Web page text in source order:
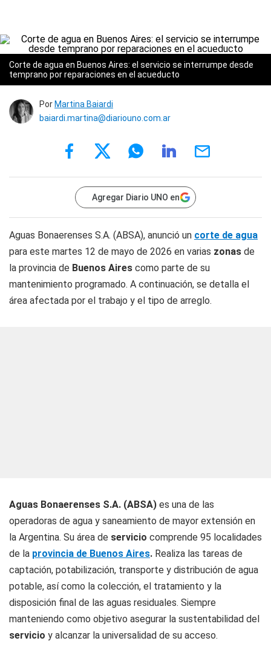
Corte de agua en Buenos Aires: el servicio se interrumpe desde
temprano por reparaciones en el acueducto
Por Martina Baiardi
baiardi.martina@diariouno.com.ar
Agregar Diario UNO en
Aguas Bonaerenses S.A. (ABSA), anunció un corte de agua
para este martes 12 de mayo de 2026 en varias zonas de
la provincia de Buenos Aires como parte de su
mantenimiento programado. A continuación, se detalla el
área afectada por el trabajo y el tipo de arreglo.
Aguas Bonaerenses S.A. (ABSA) es una de las
operadoras de agua y saneamiento de mayor extensión en
la Argentina. Su área de servicio comprende 95 localidades
de la provincia de Buenos Aires. Realiza las tareas de
captación, potabilización, transporte y distribución de agua
potable, así como la colección, el tratamiento y la
disposición final de las aguas residuales. Siempre
manteniendo como objetivo asegurar la sustentabilidad del
servicio y alcanzar la universalidad de su acceso.